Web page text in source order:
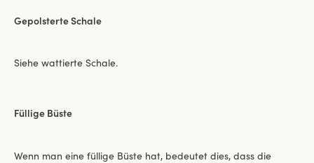
Gepolsterte Schale
Siehe wattierte Schale.
Füllige Büste
Wenn man eine füllige Büste hat, bedeutet dies, dass die